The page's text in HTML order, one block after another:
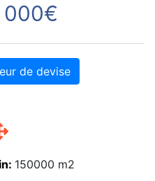
de devise
150000 m2